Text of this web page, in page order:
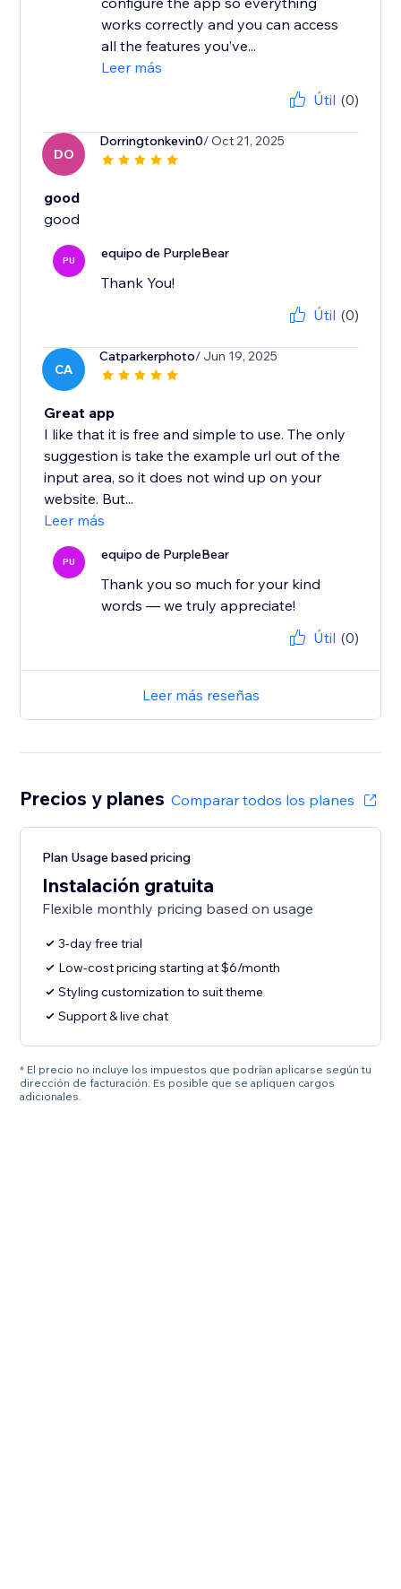
works correctly and you can access
all the features you’ve...
Leer más
Útil (0)
DO
Dorringtonkevin0/ Oct 21, 2025
good
good
PU equipo de PurpleBear
Thank You!
Útil (0)
CA
Catparkerphoto/ Jun 19, 2025
Great app
I like that it is free and simple to use. The only
suggestion is take the example url out of the
input area, so it does not wind up on your
website. But...
Leer más
PU equipo de PurpleBear
Thank you so much for your kind
words — we truly appreciate!
Útil (0)
Leer más reseñas
Precios y planes Comparar todos los planes
Plan Usage based pricing
Instalación gratuita
Flexible monthly pricing based on usage
3-day free trial
Low-cost pricing starting at $6/month
Styling customization to suit theme
Support & live chat
* El precio no incluye los impuestos que podrían aplicarse según tu
dirección de facturación. Es posible que se apliquen cargos
adicionales.